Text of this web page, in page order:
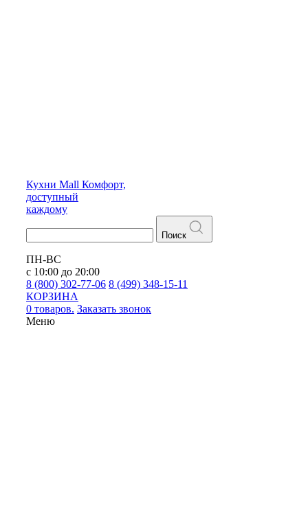
Кухни Mall Комфорт,
доступный
каждому
Поиск
ПН-ВС
с 10:00 до 20:00
8 (800) 302-77-06 8 (499) 348-15-11
КОРЗИНА
0 товаров. Заказать звонок
Меню